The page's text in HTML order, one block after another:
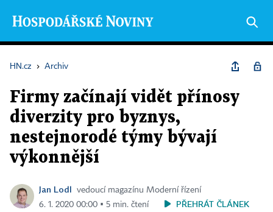
HN.cz › Archiv
Firmy začínají vidět přínosy
diverzity pro byznys,
nestejnorodé týmy bývají
výkonnější
Jan Lodl
vedoucí magazínu Moderní řízení
6. 1. 2020 00:00 ▪ 5 min. čtení
PŘEHRÁT ČLÁNEK